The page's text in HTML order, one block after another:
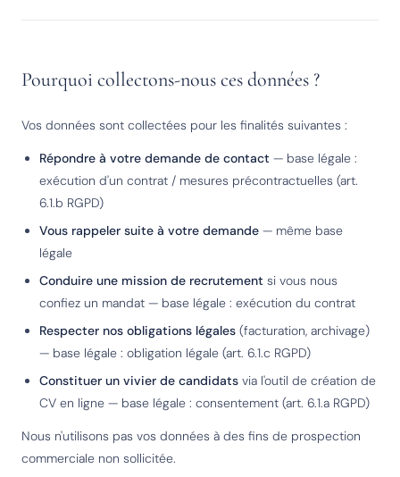
Pourquoi collectons-nous ces données ?
Vos données sont collectées pour les finalités suivantes :
Répondre à votre demande de contact — base légale :
exécution d'un contrat / mesures précontractuelles (art.
6.1.b RGPD)
Vous rappeler suite à votre demande — même base
légale
Conduire une mission de recrutement si vous nous
confiez un mandat — base légale : exécution du contrat
Respecter nos obligations légales (facturation, archivage)
— base légale : obligation légale (art. 6.1.c RGPD)
Constituer un vivier de candidats via l'outil de création de
CV en ligne — base légale : consentement (art. 6.1.a RGPD)
Nous n'utilisons pas vos données à des fins de prospection
commerciale non sollicitée.